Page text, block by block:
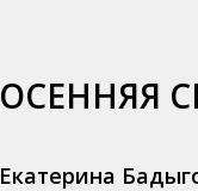
ОСЕННЯЯ
Екатерина